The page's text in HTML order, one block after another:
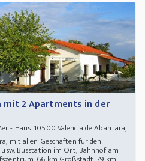
mit 2 Apartments in der
- Haus 10500 Valencia de Alcantara,
mit allen Geschäften für den
Busstation im Ort, Bahnhof am